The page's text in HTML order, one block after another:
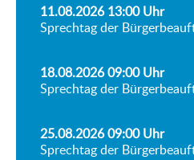
11.08.2026 13:00Uhr
Sprechtag der
18.08.2026 09:00Uhr
Sprechtag der
25.08.2026 09:00Uhr
Sprechtag der